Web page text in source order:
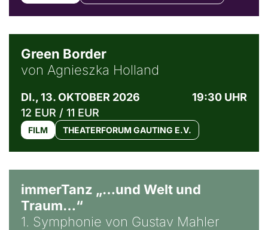
Green Border
von Agnieszka Holland
DI., 13. OKTOBER 2026
19:30 UHR
12 EUR / 11 EUR
FILM THEATERFORUM GAUTING E.V.
immerTanz „…und Welt und
Traum…“
1. Symphonie von Gustav Mahler